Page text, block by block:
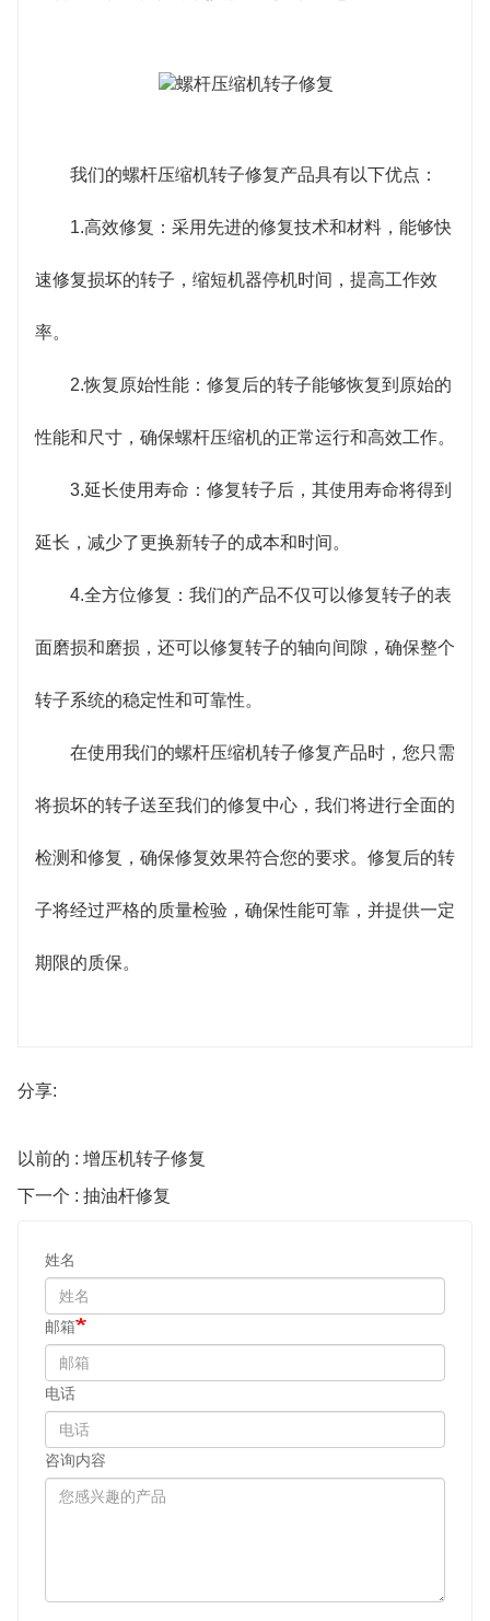
我们的螺杆压缩机转子修复产品具有以下优点：
1.高效修复：采用先进的修复技术和材料，能够快
速修复损坏的转子，缩短机器停机时间，提高工作效
率。
2.恢复原始性能：修复后的转子能够恢复到原始的
性能和尺寸，确保螺杆压缩机的正常运行和高效工作。
3.延长使用寿命：修复转子后，其使用寿命将得到
延长，减少了更换新转子的成本和时间。
4.全方位修复：我们的产品不仅可以修复转子的表
面磨损和磨损，还可以修复转子的轴向间隙，确保整个
转子系统的稳定性和可靠性。
在使用我们的螺杆压缩机转子修复产品时，您只需
将损坏的转子送至我们的修复中心，我们将进行全面的
检测和修复，确保修复效果符合您的要求。修复后的转
子将经过严格的质量检验，确保性能可靠，并提供一定
期限的质保。
分享:
以前的 : 增压机转子修复
下一个 : 抽油杆修复
姓名
邮箱
电话
咨询内容